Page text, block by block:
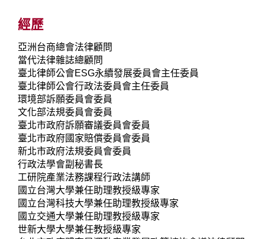
經歷
亞洲台商總會法律顧問
當代法律雜誌總顧問
臺北律師公會ESG永續發展委員會主任委員
臺北律師公會行政法委員會主任委員
環境部訴願委員會委員
文化部法規委員會委員
臺北市政府訴願審議委員會委員
臺北市政府國家賠償委員會委員
新北市政府法規委員會委員
行政法學會副秘書長
工研院產業法務課程行政法講師
國立台灣大學兼任助理教授級專家
國立台灣科技大學兼任助理教授級專家
國立交通大學兼任助理教授級專家
世新大學大學兼任教授級專家